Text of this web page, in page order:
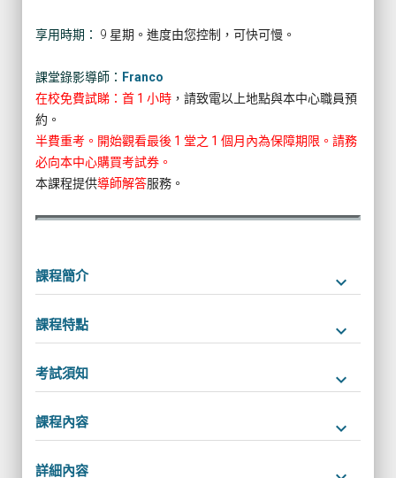
享用時期： 9 星期。進度由您控制，可快可慢。
課堂錄影導師： Franco
在校免費試睇：首 1 小時 ，請致電以上地點與本中心職員預
約。
半費重考。開始觀看最後 1 堂之 1 個月內為保障期限。請務
必向本中心購買考試券。
本課程提供導師解答服務。
課程簡介 keyboard_arrow_down
課程特點 keyboard_arrow_down
考試須知 keyboard_arrow_down
課程內容 keyboard_arrow_down
詳細內容